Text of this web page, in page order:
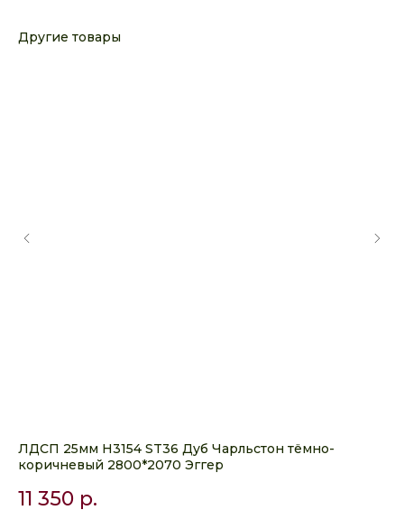
Другие товары
ЛДСП 25мм H3154 ST36 Дуб Чарльстон тёмно-
коричневый 2800*2070 Эггер
11 350 р.